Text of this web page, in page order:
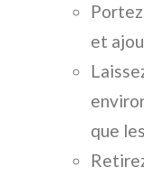
et
que